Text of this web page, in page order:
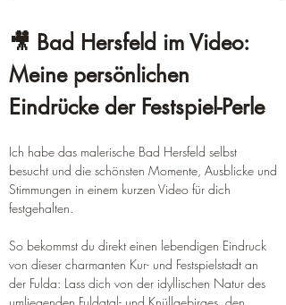
🎥 Bad Hersfeld im Video:
Meine persönlichen
Eindrücke der Festspiel-Perle
Ich habe das malerische Bad Hersfeld selbst
besucht und die schönsten Momente, Ausblicke und
Stimmungen in einem kurzen Video für dich
festgehalten.
So bekommst du direkt einen lebendigen Eindruck
von dieser charmanten Kur- und Festspielstadt an
der Fulda: Lass dich von der idyllischen Natur des